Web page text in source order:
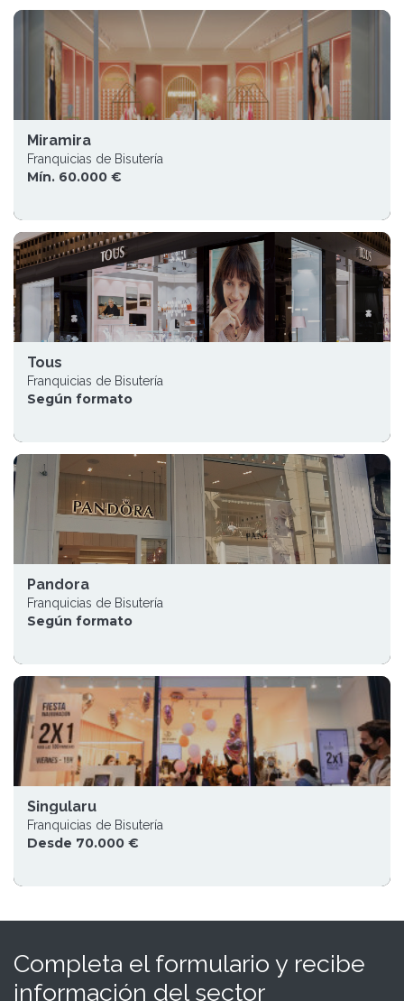
Miramira
Franquicias de Bisutería
Mín. 60.000 €
Tous
Franquicias de Bisutería
Según formato
Pandora
Franquicias de Bisutería
Según formato
Singularu
Franquicias de Bisutería
Desde 70.000 €
Completa el formulario y recibe
información del sector